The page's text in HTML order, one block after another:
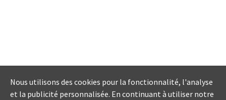
Nous utilisons des cookies pour la fonctionnalité, l'analyse
et la publicité personnalisée. En continuant à utiliser notre